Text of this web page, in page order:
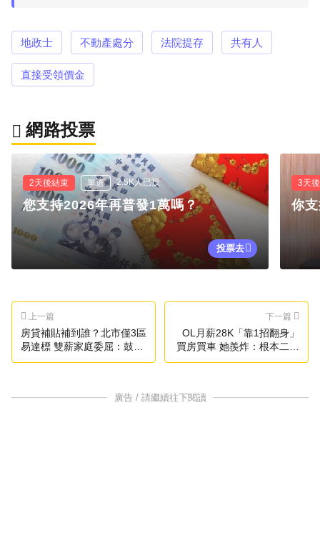
地政士 不動產處分 法院提存 共有人
直接受領價金
網路投票
2天後結束 單選 2.5K人已投
您支持2026年再普發1萬嗎？
投票去
3天
你
上一篇
房貸補貼補到誰？北市僅3區
易達標 雙薪家庭委屈：鼓勵
離婚嗎
下一篇
OL月薪28K「靠1招翻身」
買房買車 她羨炸：根本二次
投胎
廣告 / 請繼續往下閱讀